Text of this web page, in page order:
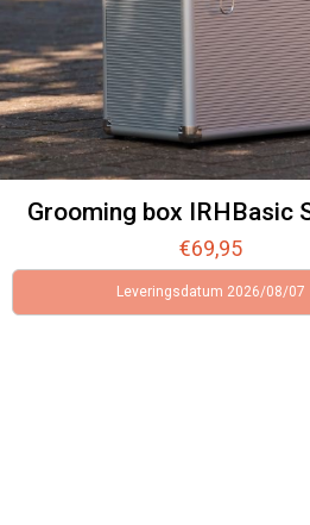
Grooming box IRHBasic
€69,95
Leveringsdatum 2026/08/07